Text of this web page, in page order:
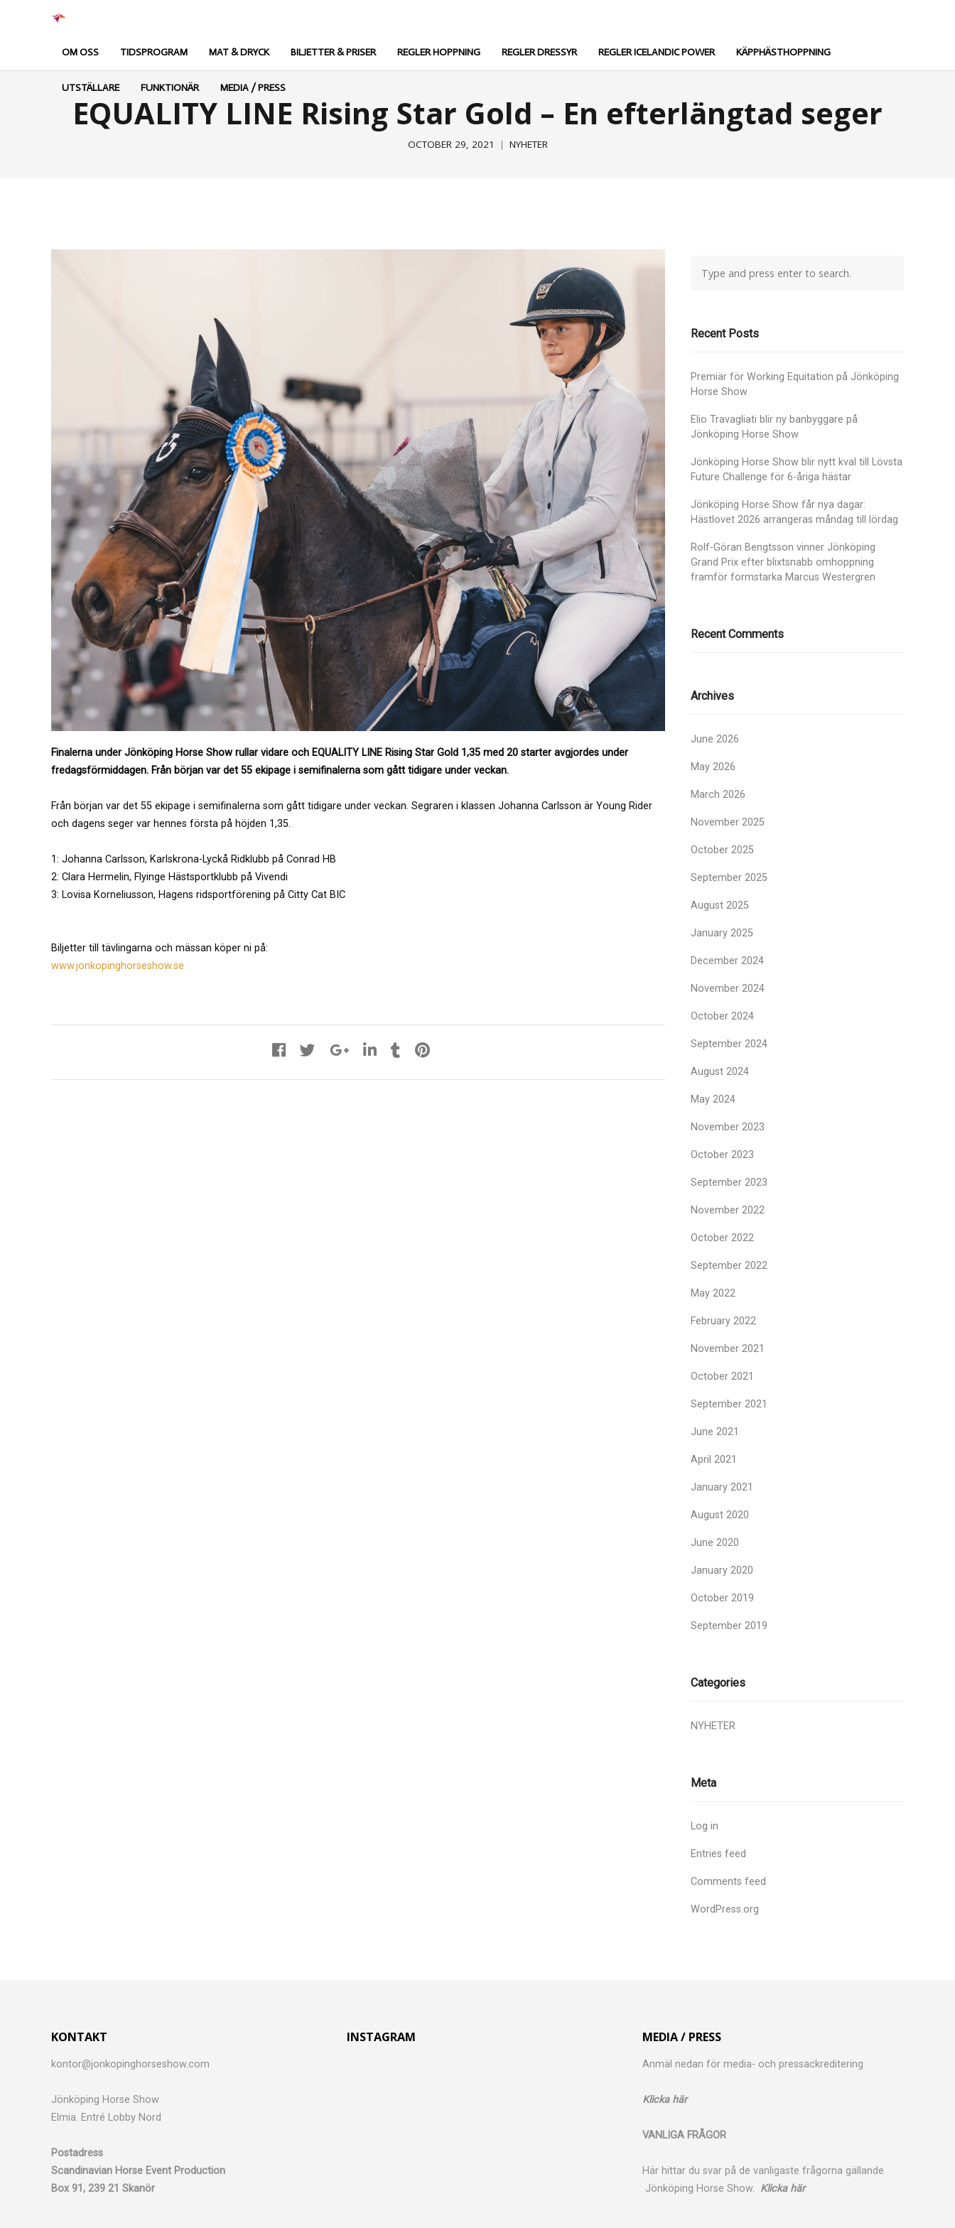
OM OSS TIDSPROGRAM MAT & DRYCK BILJETTER & PRISER REGLER HOPPNING REGLER DRESSYR REGLER ICELANDIC POWER KÄPPHÄSTHOPPNING
UTSTÄLLARE FUNKTIONÄR MEDIA / PRESS
EQUALITY LINE Rising Star Gold – En efterlängtad seger
OCTOBER 29, 2021 NYHETER
Finalerna under Jönköping Horse Show rullar vidare och EQUALITY LINE Rising Star Gold 1,35 med 20 starter avgjordes under
fredagsförmiddagen. Från början var det 55 ekipage i semifinalerna som gått tidigare under veckan.
Från början var det 55 ekipage i semifinalerna som gått tidigare under veckan. Segraren i klassen Johanna Carlsson är Young Rider
och dagens seger var hennes första på höjden 1,35.
1: Johanna Carlsson, Karlskrona-Lyckå Ridklubb på Conrad HB
2: Clara Hermelin, Flyinge Hästsportklubb på Vivendi
3: Lovisa Korneliusson, Hagens ridsportförening på Citty Cat BIC
Biljetter till tävlingarna och mässan köper ni på:
www.jonkopinghorseshow.se
Recent Posts
Premiär för Working Equitation på Jönköping
Horse Show
Elio Travagliati blir ny banbyggare på
Jönköping Horse Show
Jönköping Horse Show blir nytt kval till Lövsta
Future Challenge för 6-åriga hästar
Jönköping Horse Show får nya dagar:
Hästlovet 2026 arrangeras måndag till lördag
Rolf-Göran Bengtsson vinner Jönköping
Grand Prix efter blixtsnabb omhoppning
framför formstarka Marcus Westergren
Recent Comments
Archives
June 2026
May 2026
March 2026
November 2025
October 2025
September 2025
August 2025
January 2025
December 2024
November 2024
October 2024
September 2024
August 2024
May 2024
November 2023
October 2023
September 2023
November 2022
October 2022
September 2022
May 2022
February 2022
November 2021
October 2021
September 2021
June 2021
April 2021
January 2021
August 2020
June 2020
January 2020
October 2019
September 2019
Categories
NYHETER
Meta
Log in
Entries feed
Comments feed
WordPress.org
KONTAKT
kontor@jonkopinghorseshow.com
Jönköping Horse Show
Elmia. Entré Lobby Nord
Postadress
Scandinavian Horse Event Production
Box 91, 239 21 Skanör
INSTAGRAM MEDIA / PRESS
Anmäl nedan för media- och pressackreditering
Klicka här
VANLIGA FRÅGOR
Här hittar du svar på de vanligaste frågorna gällande
Jönköping Horse Show. Klicka här